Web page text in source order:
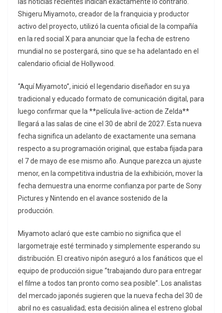
Shigeru Miyamoto, creador de la franquicia y productor
activo del proyecto, utilizó la cuenta oficial de la compañía
en la red social X para anunciar que la fecha de estreno
mundial no se postergará, sino que se ha adelantado en el
calendario oficial de Hollywood.
“Aquí Miyamoto”, inició el legendario diseñador en su ya
tradicional y educado formato de comunicación digital, para
luego confirmar que la **película live-action de Zelda**
llegará a las salas de cine el 30 de abril de 2027. Esta nueva
fecha significa un adelanto de exactamente una semana
respecto a su programación original, que estaba fijada para
el 7 de mayo de ese mismo año. Aunque parezca un ajuste
menor, en la competitiva industria de la exhibición, mover la
fecha demuestra una enorme confianza por parte de Sony
Pictures y Nintendo en el avance sostenido de la
producción.
Miyamoto aclaró que este cambio no significa que el
largometraje esté terminado y simplemente esperando su
distribución. El creativo nipón aseguró a los fanáticos que el
equipo de producción sigue “trabajando duro para entregar
el filme a todos tan pronto como sea posible”. Los analistas
del mercado japonés sugieren que la nueva fecha del 30 de
abril no es casualidad; esta decisión alinea el estreno global